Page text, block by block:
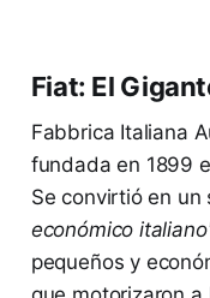
Fiat: El
Fabbrica Italiana
fundada en 1899
Se convirtió en un
económico
pequeños y